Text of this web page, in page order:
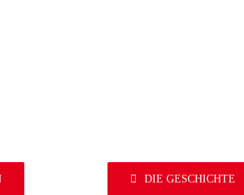
DIE GESCHICHTE